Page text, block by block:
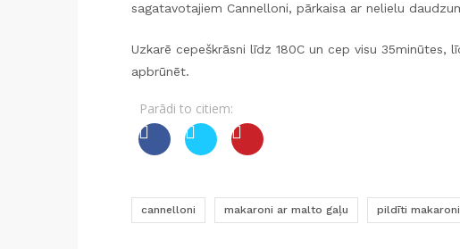
sagatavotajiem Cannelloni, pārkaisa ar nelielu
Uzkarē cepeškrāsni līdz 180C un cep visu 35minūtes,
apbrūnēt.
Parādi to citiem:
cannelloni makaroni ar malto gaļu pildīti makaroni